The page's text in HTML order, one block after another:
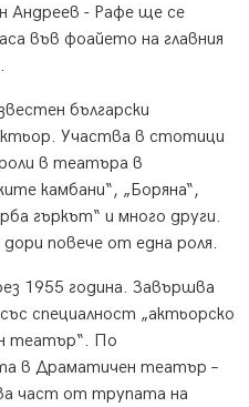
Андреев - Рафе ще се
във фоайето на главния
български
Участва в стотици
в театъра в
камбани“, „Боряна“,
гъркът“ и много други.
повече от една роля.
1955 година. Завършва
специалност „актьорско
театър“. По
в Драматичен театър –
част от трупата на